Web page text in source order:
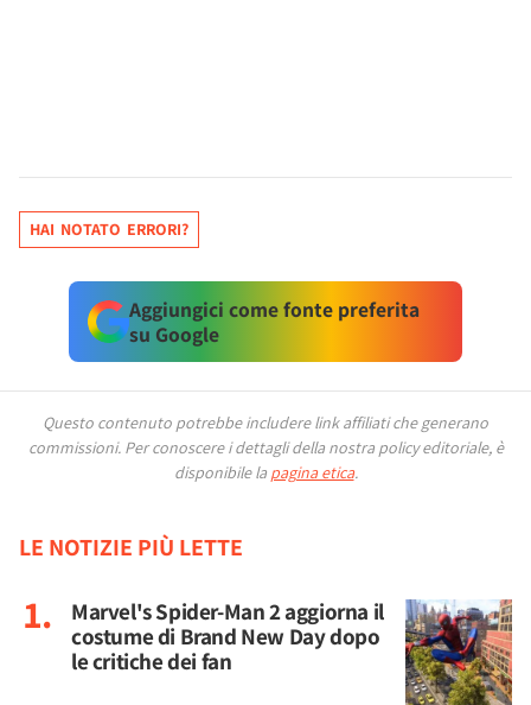
HAI NOTATO ERRORI?
Aggiungici come fonte preferita
su Google
Questo contenuto potrebbe includere link affiliati che generano
commissioni. Per conoscere i dettagli della nostra policy editoriale, è
disponibile la pagina etica.
LE NOTIZIE PIÙ LETTE
Marvel's Spider-Man 2 aggiorna il
costume di Brand New Day dopo
le critiche dei fan